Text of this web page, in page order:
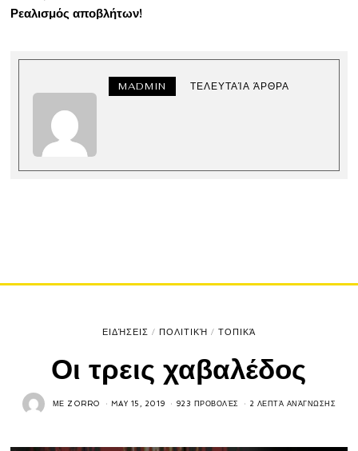
Ρεαλισμός αποβλήτων!
MADMIN ΤΕΛΕΥΤΑΊΑ ΆΡΘΡΑ
ΕΙΔΉΣΕΙΣ / ΠΟΛΙΤΙΚΉ / ΤΟΠΙΚΆ
Οι τρεις χαβαλέδος
ΜΕ ZORRO MAY 15, 2019 923 ΠΡΟΒΟΛΈΣ 2 ΛΕΠΤΆ ΑΝΆΓΝΩΣΗΣ